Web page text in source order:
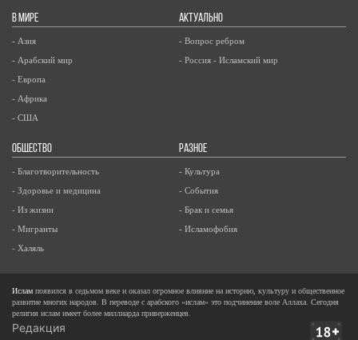
В МИРЕ
- Азия
- Арабский мир
- Европа
- Африка
- США
АКТУАЛЬНО
- Вопрос ребром
- Россия - Исламский мир
ОБЩЕСТВО
- Благотворительность
- Здоровье и медицина
- Из жизни
- Мигранты
- Халяль
РАЗНОЕ
- Культура
- События
- Брак и семья
- Исламофобия
Ислам появился в седьмом веке и оказал огромное влияние на историю, культуру и общественное
развитие многих народов. В переводе с арабского «ислам» это подчинение воле Аллаха. Сегодня
религия ислам имеет более миллиарда приверженцев.
Редакция